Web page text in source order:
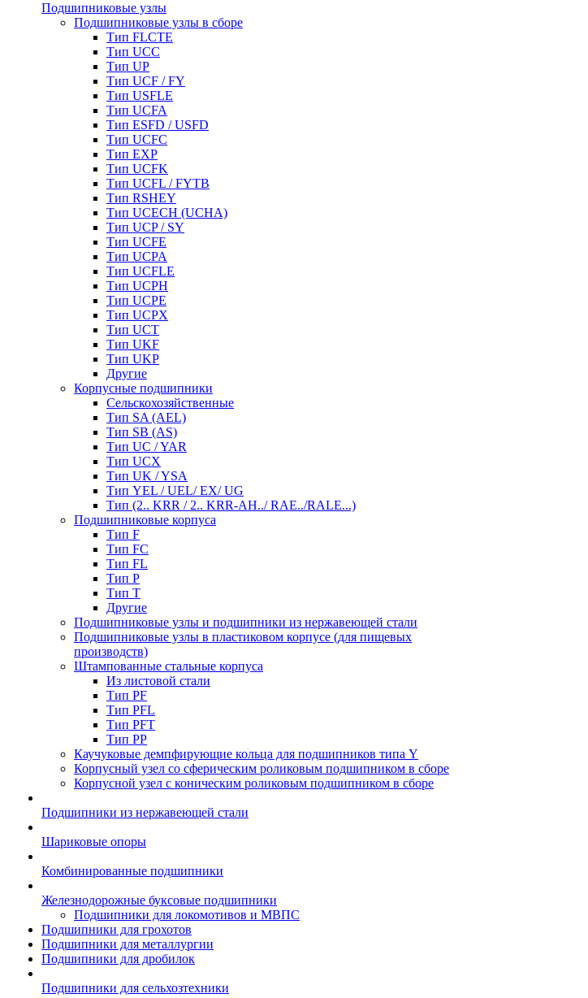
Подшипниковые узлы
Подшипниковые узлы в сборе
Тип FLCTE
Тип UCC
Тип UP
Тип UCF / FY
Тип USFLE
Тип UCFA
Тип ESFD / USFD
Тип UCFC
Тип EXP
Тип UCFK
Тип UCFL / FYTB
Тип RSHEY
Тип UCECH (UCHA)
Тип UCP / SY
Тип UCFE
Тип UCPA
Тип UCFLE
Тип UCPH
Тип UCPE
Тип UCPX
Тип UCT
Тип UKF
Тип UKP
Другие
Корпусные подшипники
Сельскохозяйственные
Тип SA (AEL)
Тип SB (AS)
Тип UC / YAR
Тип UCX
Тип UK / YSA
Тип YEL / UEL/ EX/ UG
Тип (2.. KRR / 2.. KRR-AH../ RAE../RALE...)
Подшипниковые корпуса
Тип F
Тип FC
Тип FL
Тип P
Тип T
Другие
Подшипниковые узлы и подшипники из нержавеющей стали
Подшипниковые узлы в пластиковом корпусе (для пищевых
производств)
Штампованные стальные корпуса
Из листовой стали
Тип PF
Тип PFL
Тип PFT
Тип PP
Каучуковые демпфирующие кольца для подшипников типа Y
Корпусный узел со сферическим роликовым подшипником в сборе
Корпусной узел с коническим роликовым подшипником в сборе
Подшипники из нержавеющей стали
Шариковые опоры
Комбинированные подшипники
Железнодорожные буксовые подшипники
Подшипники для локомотивов и МВПС
Подшипники для грохотов
Подшипники для металлургии
Подшипники для дробилок
Подшипники для сельхозтехники